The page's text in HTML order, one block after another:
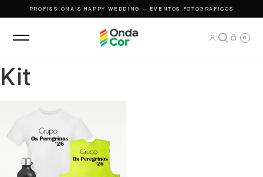
PROFISSIONAIS ·HAPPY WEDDING — EVENTOS FOTOGRÁFICOS
0
Kit